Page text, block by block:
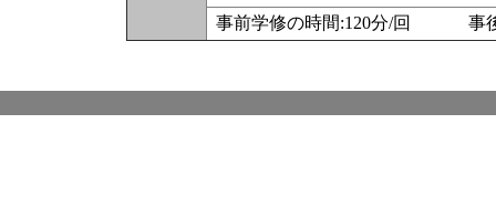
事前学修の時間:120分/回 事後